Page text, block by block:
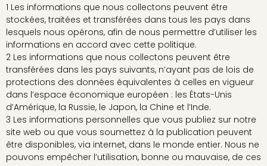
1 Les informations que nous collectons peuvent être
stockées, traitées et transférées dans tous les pays dans
lesquels nous opérons, afin de nous permettre d’utiliser les
informations en accord avec cette politique.
2 Les informations que nous collectons peuvent être
transférées dans les pays suivants, n’ayant pas de lois de
protections des données équivalentes à celles en vigueur
dans l’espace économique européen : les États-Unis
d’Amérique, la Russie, le Japon, la Chine et l’Inde.
3 Les informations personnelles que vous publiez sur notre
site web ou que vous soumettez à la publication peuvent
être disponibles, via internet, dans le monde entier. Nous ne
pouvons empêcher l’utilisation, bonne ou mauvaise, de ces